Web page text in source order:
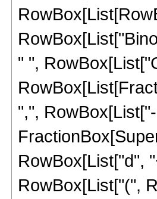
" ",
",",
RowBox[List["d",
RowBox[List["(",